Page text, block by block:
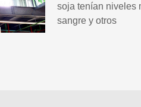
soja tenían niveles
sangre y otros